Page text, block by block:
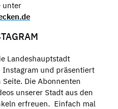
unter
Landeshauptstadt
Instagram und präsentiert
Die Abonnenten
unserer Stadt aus den
erfreuen. Einfach mal